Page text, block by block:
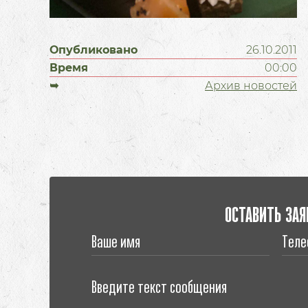
Опубликовано
26.10.2011
Время
00:00
➥
Архив новостей
ОСТАВИТЬ